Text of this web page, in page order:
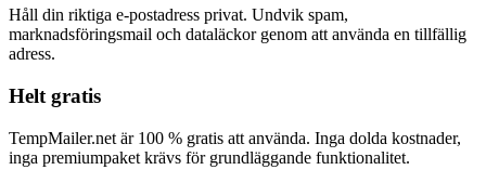
Håll din riktiga e-postadress privat. Undvik spam,
marknadsföringsmail och dataläckor genom att använda en tillfällig
adress.
Helt gratis
TempMailer.net är 100 % gratis att använda. Inga dolda kostnader,
inga premiumpaket krävs för grundläggande funktionalitet.